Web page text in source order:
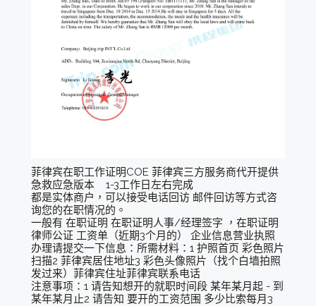
菲律宾在职工作证明COE 菲律宾三方服务商代开提供
急救应急版本 1-3工作日左右完成
都是实体商户，可以接受电话回访 邮件回访等方式咨
询您的在职情况的。
一般有 在职证明 在职证明人事/经理签字 ，在职证明
律师公证 工资单（近期3个月的） 企业信息营业执照
办理请提交一下信息：所需材料：1 护照首页 彩色照片
扫描2 菲律宾居住地址3 彩色头像照片（找个白墙拍照
发过来）菲律宾住址菲律宾联系电话
注意事项：1 请告知想开的就职时间段 某年某月起 - 到
某年某月止2 请告知 要开的工资范围 多少比索每月3